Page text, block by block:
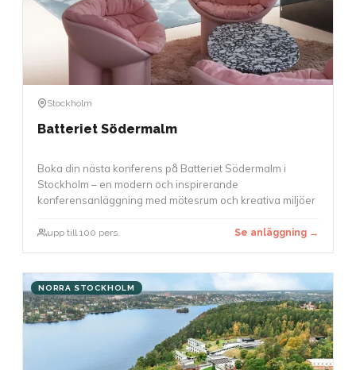
Stockholm
Batteriet Södermalm
Boka din nästa konferens på Batteriet Södermalm i
Stockholm – en modern och inspirerande
konferensanläggning med mötesrum och kreativa miljöer
upp till 100 pers. Se anläggning →
NORRA STOCKHOLM